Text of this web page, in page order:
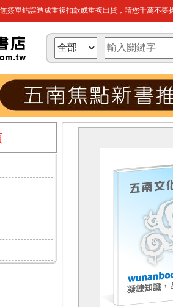
簽單錯誤造成重複扣款或重複出貨，請您千萬不要